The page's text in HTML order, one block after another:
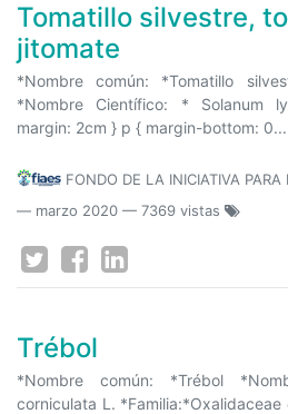
Tomatillo silvestre,
jitomate
*Nombre común: *Tomatillo
*Nombre Científico: * Solanum
margin: 2cm } p { margin-bottom: 0...
FONDO DE LA INICIATIVA
— marzo 2020 — 7369 vistas
Trébol
*Nombre común: *Trébol
corniculata L.